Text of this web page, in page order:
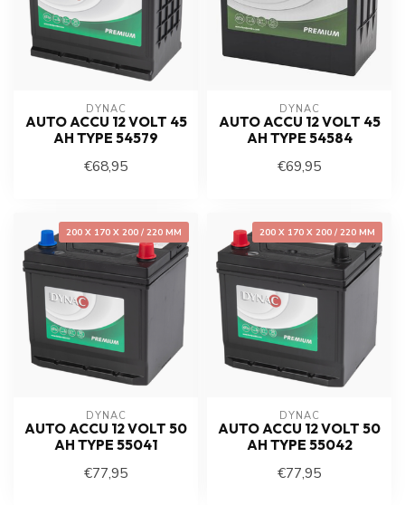
DYNAC
AUTO ACCU 12 VOLT 45
AH TYPE 54579
€68,95
DYNAC
AUTO ACCU 12 VOLT 45
AH TYPE 54584
€69,95
200 X 170 X 200 / 220 MM
DYNAC
AUTO ACCU 12 VOLT 50
AH TYPE 55041
€77,95
200 X 170 X 200 / 220 MM
DYNAC
AUTO ACCU 12 VOLT 50
AH TYPE 55042
€77,95